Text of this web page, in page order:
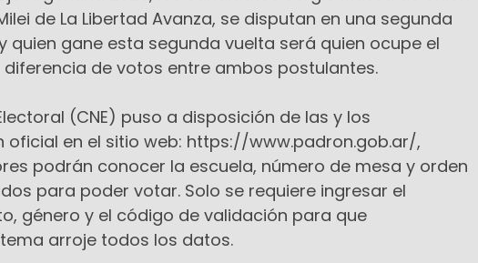
de La Libertad Avanza, se disputan en una segunda
quien gane esta segunda vuelta será quien ocupe el
de votos entre ambos postulantes.
(CNE) puso a disposición de las y los
oficial en el sitio web: https://www.padron.gob.ar/,
podrán conocer la escuela, número de mesa y orden
para poder votar. Solo se requiere ingresar el
género y el código de validación para que
arroje todos los datos.